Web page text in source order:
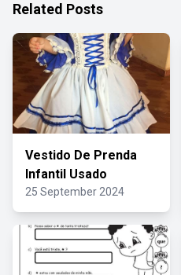
Related Posts
Vestido De Prenda
Infantil Usado
25 September 2024